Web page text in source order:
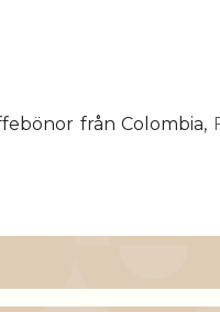
från Colombia,